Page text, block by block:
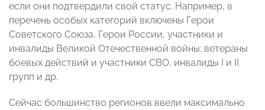
если они подтвердили свой статус. Например, в
перечень особых категорий включены Герои
Советского Союза, Герои России, участники и
инвалиды Великой Отечественной войны; ветераны
боевых действий и участники СВО, инвалиды I и II
групп и др.
Сейчас большинство регионов ввели максимально